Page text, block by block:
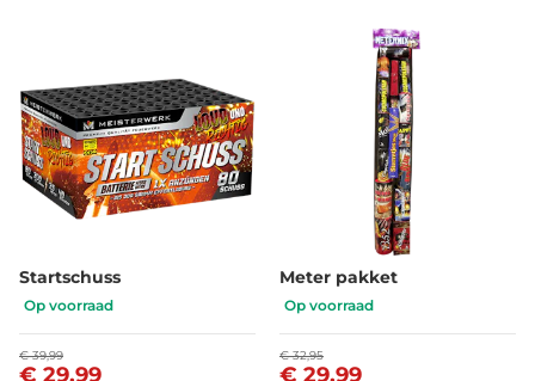
Startschuss
Op voorraad
€ 29,99
€ 39,99
Meter pakket
Op voorraad
€ 29,99
€ 32,95